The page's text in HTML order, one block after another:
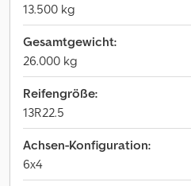
13.500 kg
Gesamtgewicht:
26.000 kg
Reifengröße:
13R22.5
Achsen-Konfiguration:
6x4